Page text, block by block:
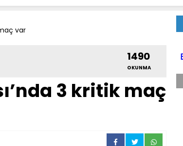
var
1490
OKUNMA
3 kritik maç